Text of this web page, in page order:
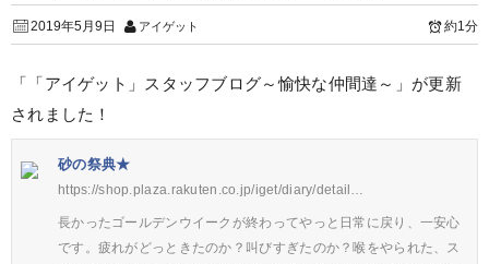
2019年5月9日 アイゲット 約1分
「「アイゲット」スタッフブログ～愉快な仲間達～」が更新
されました！
砂の祭典★
https://shop.plaza.rakuten.co.jp/iget/diary/detail…
長かったゴールデンウイークが終わってやっと日常に戻り、一安心
です。疲れがどっときたのか？叫びすぎたのか？喉をやられた、ス